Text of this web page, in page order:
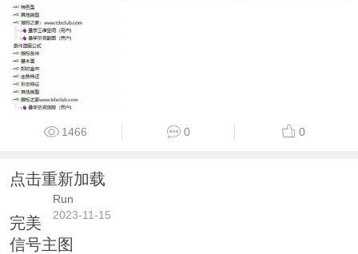
1466 0 0
点击重新加载
Run
2023-11-15
完美
信号主图